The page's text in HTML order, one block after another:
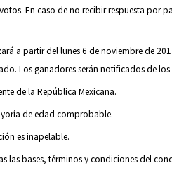
En caso de no recibir respuesta por
a partir del lunes 6 de noviembre de
Los ganadores serán notificados de
de la República Mexicana.
de edad comprobable.
es inapelable.
las bases, términos y condiciones del